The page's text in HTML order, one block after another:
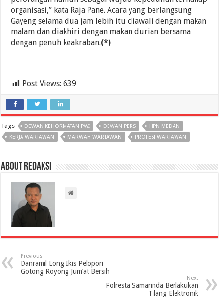
organisasi,” kata Raja Pane. Acara yang berlangsung
Gayeng selama dua jam lebih itu diawali dengan makan
malam dan diakhiri dengan makan durian bersama
dengan penuh keakraban.(*)
Post Views: 639
Tags DEWAN KEHORMATAN PWI DEWAN PERS
HPN MEDAN
KERJA WARTAWAN
MARWAH WARTAWAN PROFESI WARTAWAN
About Redaksi
Previous
Danramil Long Ikis Pelopori
Gotong Royong Jum’at Bersih
Next
Polresta Samarinda Berlakukan
Tilang Elektronik